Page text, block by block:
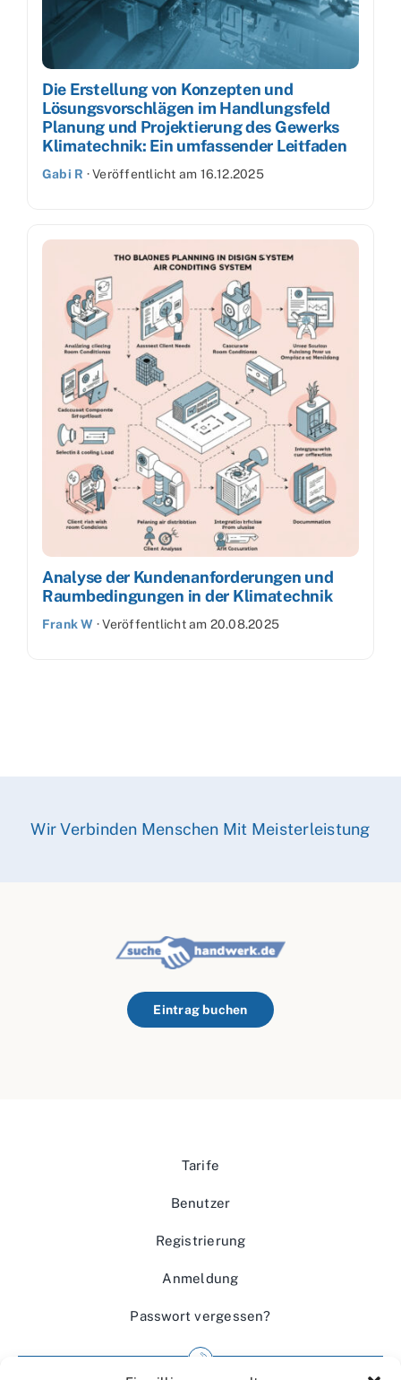
Die Erstellung von Konzepten und
Lösungsvorschlägen im Handlungsfeld
Planung und Projektierung des Gewerks
Klimatechnik: Ein umfassender Leitfaden
Gabi R ·Veröffentlicht am 16.12.2025
Analyse der Kundenanforderungen und
Raumbedingungen in der Klimatechnik
Frank W ·Veröffentlicht am 20.08.2025
Wir Verbinden Menschen Mit Meisterleistung
Eintrag buchen
Tarife
Benutzer
Registrierung
Anmeldung
Passwort vergessen?